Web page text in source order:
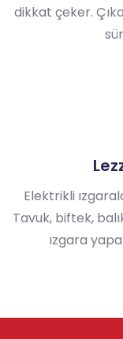
dikkat çeker.
Elektrikli
Tavuk, biftek,
ızgara